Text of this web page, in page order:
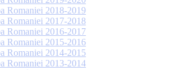
Romaniei 2018-2019
Romaniei 2017-2018
Romaniei 2016-2017
Romaniei 2015-2016
Romaniei 2014-2015
Romaniei 2013-2014